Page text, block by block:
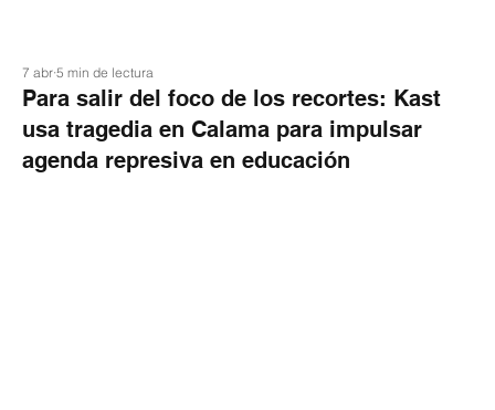
Para salir del foco de los recortes: Kast
usa tragedia en Calama para impulsar
agenda represiva en educación
7 abr 5 min de lectura